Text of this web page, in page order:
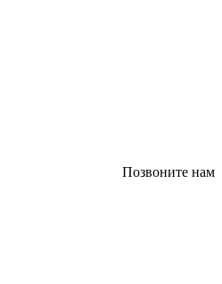
Позвоните нам